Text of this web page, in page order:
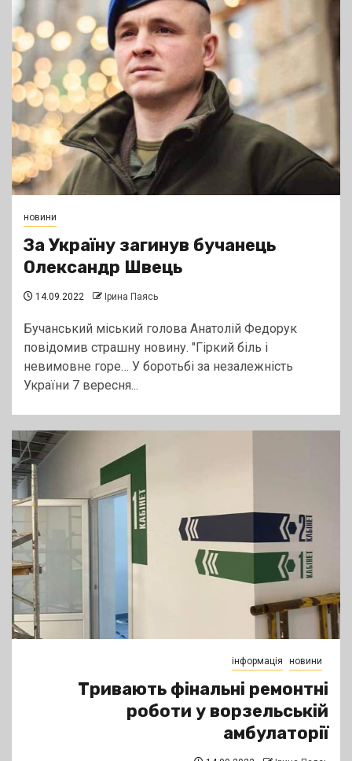
новини
За Україну загинув бучанець
Олександр Швець
14.09.2022 Ірина Паясь
Бучанський міський голова Анатолій Федорук
повідомив страшну новину. "Гіркий біль і
невимовне горе… У боротьбі за незалежність
України 7 вересня...
інформація новини
Тривають фінальні ремонтні
роботи у ворзельській
амбулаторії